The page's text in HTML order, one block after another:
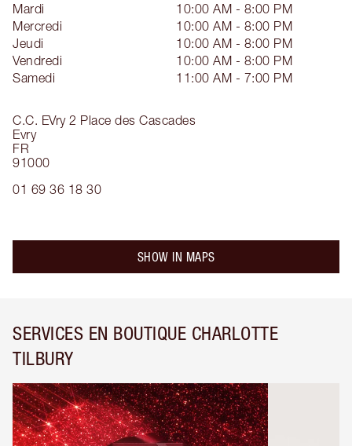
C.C. EVry 2 Place des Cascades
Evry
FR
91000
01 69 36 18 30
Mardi
10:00 AM - 8:00 PM
Mercredi
10:00 AM - 8:00 PM
Jeudi
10:00 AM - 8:00 PM
Vendredi
10:00 AM - 8:00 PM
Samedi
11:00 AM - 7:00 PM
SHOW IN MAPS
SERVICES EN BOUTIQUE CHARLOTTE
TILBURY